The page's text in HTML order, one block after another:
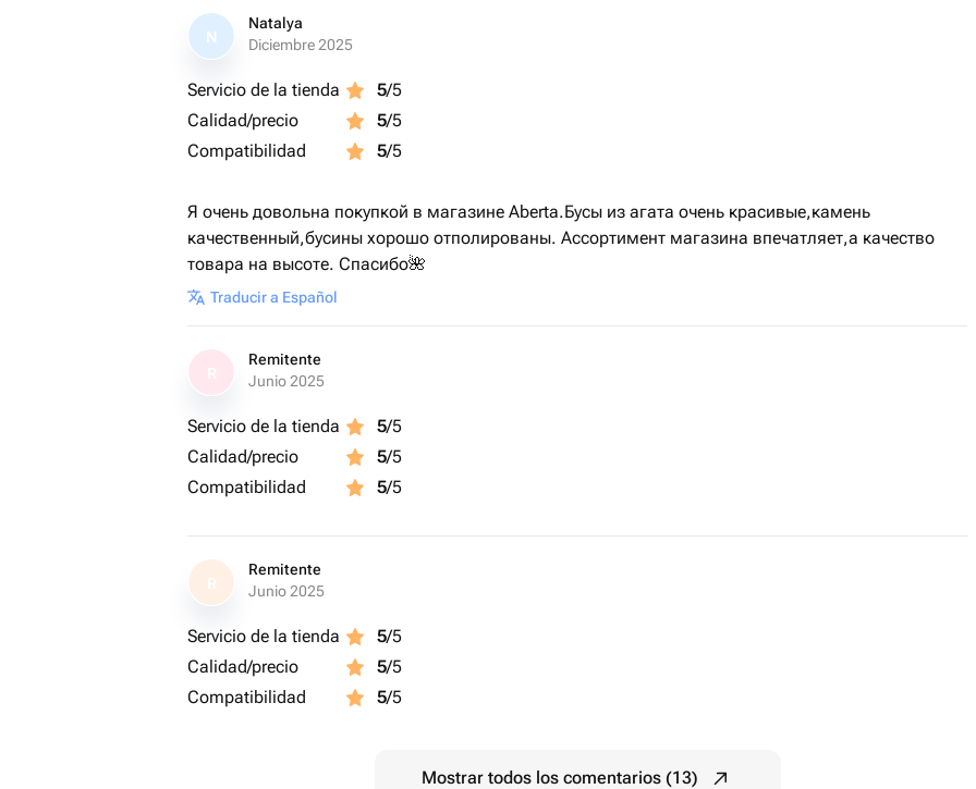
N
Natalya
Diciembre 2025
Servicio de la tienda 5/5
Calidad/precio
5/5
Compatibilidad
5/5
Я очень довольна покупкой в магазине Aberta.Бусы из агата очень красивые,камень
качественный,бусины хорошо отполированы. Ассортимент магазина впечатляет,а качество
товара на высоте. Спасибо🌺
Traducir a Español
Remitente
Junio 2025
Servicio de la tienda 5/5
Calidad/precio
5/5
Compatibilidad
5/5
R
Remitente
Junio 2025
Servicio de la tienda 5/5
Calidad/precio
5/5
Compatibilidad
5/5
Mostrar todos los comentarios (13)